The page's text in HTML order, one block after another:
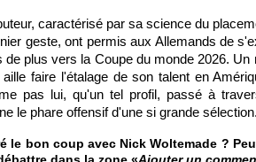
caractérisé par sa science du
geste, ont permis aux Allemands de
de plus vers la Coupe du monde 2026.
faire l'étalage de son talent en
pas lui, qu'un tel profil, passé à
le phare offensif d'une si grande sélection.
le bon coup avec Nick Woltemade ?